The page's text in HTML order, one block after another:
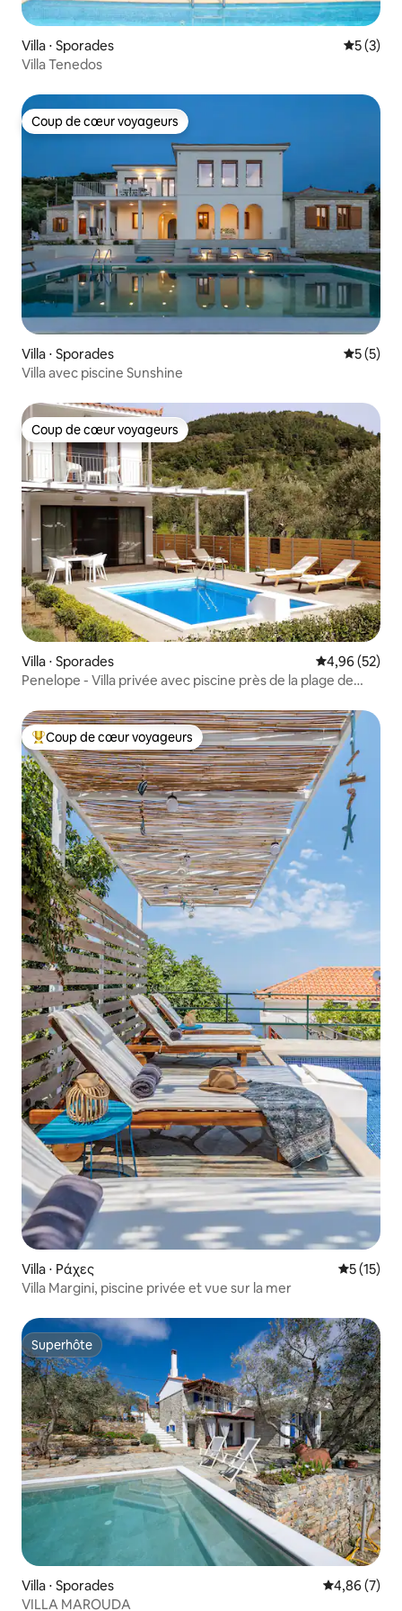
Villa ⋅ Sporades
5 (3)
Villa Tenedos
Coup de cœur voyageurs
Coup de cœur voyageurs
Villa ⋅ Sporades
5 (5)
Villa avec piscine Sunshine
Coup de cœur voyageurs
Coup de cœur voyageurs
Villa ⋅ Sporades Évaluation
4,96 (52)
Penelope - Villa privée avec piscine près de la plage de
Coups de cœur voyageurs les plus appréciés
Coup de cœur voyageurs
Villa ⋅ Ράχες
5 (15)
Villa Margini, piscine privée et vue sur la mer
Superhôte
Superhôte
Villa ⋅ Sporades Évaluation
4,86 (7)
VILLA MAROUDA